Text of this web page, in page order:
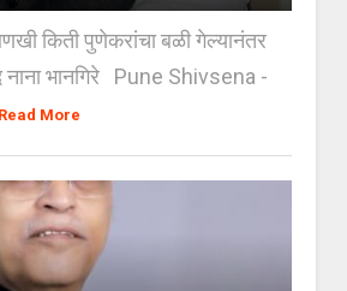
किती पुणेकरांचा बळी गेल्यानंतर
नाना भानगिरे Pune Shivsena -
Read More